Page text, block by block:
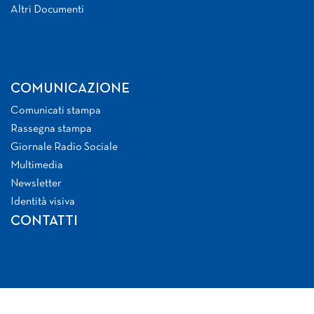
Altri Documenti
COMUNICAZIONE
Comunicati stampa
Rassegna stampa
Giornale Radio Sociale
Multimedia
Newsletter
Identità visiva
CONTATTI